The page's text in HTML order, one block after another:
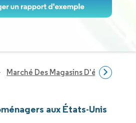
Marché Des Magasins
aux États-Unis